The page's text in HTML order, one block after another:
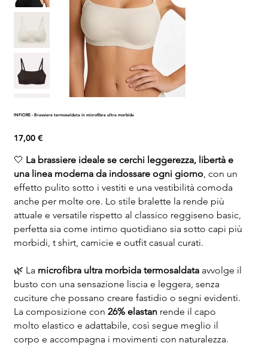
INFIORE - Brassiere termosaldata in microfibra ultra morbida
Prezzo
17,00 €
🤍 La brassiere ideale se cerchi leggerezza, libertà e
una linea moderna da indossare ogni giorno, con un
effetto pulito sotto i vestiti e una vestibilità comoda
anche per molte ore. Lo stile bralette la rende più
attuale e versatile rispetto al classico reggiseno basic,
perfetta sia come intimo quotidiano sia sotto capi più
morbidi, t shirt, camicie e outfit casual curati.
🌿 La microfibra ultra morbida termosaldataavvolge il
busto con una sensazione liscia e leggera, senza
cuciture che possano creare fastidio o segni evidenti.
La composizione con 26% elastanrende il capo
molto elastico e adattabile, così segue meglio il
corpo e accompagna i movimenti con naturalezza.